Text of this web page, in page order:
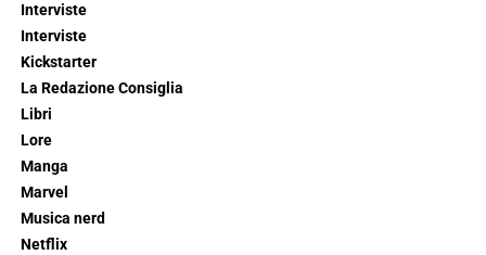
Interviste
Interviste
Kickstarter
La Redazione Consiglia
Libri
Lore
Manga
Marvel
Musica nerd
Netflix